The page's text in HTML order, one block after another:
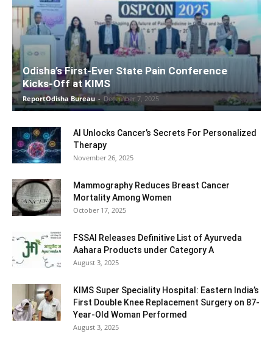
Odisha’s First-Ever State Pain Conference
Kicks-Off at KIMS
ReportOdisha Bureau - December 7, 2025
AI Unlocks Cancer’s Secrets For Personalized
Therapy
November 26, 2025
Mammography Reduces Breast Cancer
Mortality Among Women
October 17, 2025
FSSAI Releases Definitive List of Ayurveda
Aahara Products under Category A
August 3, 2025
KIMS Super Speciality Hospital: Eastern India’s
First Double Knee Replacement Surgery on 87-
Year-Old Woman Performed
August 3, 2025